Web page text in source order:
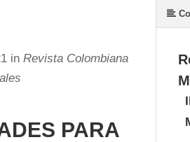
in Revista Colombiana
PARA